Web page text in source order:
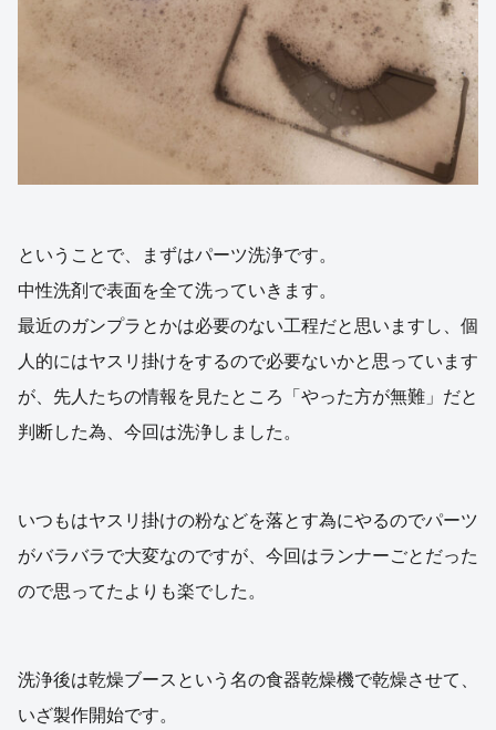
ということで、まずはパーツ洗浄です。
中性洗剤で表面を全て洗っていきます。
最近のガンプラとかは必要のない工程だと思いますし、個
人的にはヤスリ掛けをするので必要ないかと思っています
が、先人たちの情報を見たところ「やった方が無難」だと
判断した為、今回は洗浄しました。
いつもはヤスリ掛けの粉などを落とす為にやるのでパーツ
がバラバラで大変なのですが、今回はランナーごとだった
ので思ってたよりも楽でした。
洗浄後は乾燥ブースという名の食器乾燥機で乾燥させて、
いざ製作開始です。